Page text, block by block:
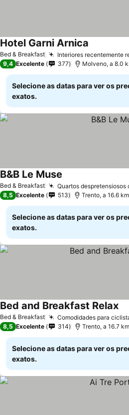
Bed & Breakfast Interiores recentemente
Hotel Garni Arnica
9,4 Excelente 377 Molveno, a 8.0
Selecione as datas para ver os
exatos.
Bed & Breakfast Quartos despretensiosos
B&B Le Muse
8,5 Excelente 513 Trento, a 16.6
Selecione as datas para ver os
exatos.
Bed & Breakfast Comodidades para
Bed and Breakfast Relax
8,5 Excelente 314 Trento, a 16.7
Selecione as datas para ver os
exatos.